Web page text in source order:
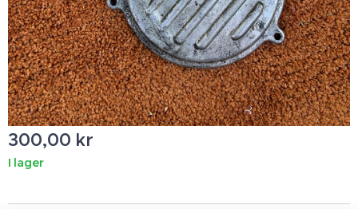
300,00 kr
I lager